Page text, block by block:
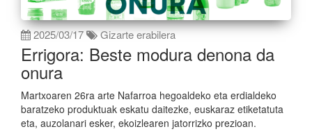
2025/03/17 Gizarte erabilera
Errigora: Beste modura denona da
onura
Martxoaren 26ra arte Nafarroa hegoaldeko eta erdialdeko
baratzeko produktuak eskatu daitezke, euskaraz etiketatuta
eta, auzolanari esker, ekoizlearen jatorrizko prezioan.